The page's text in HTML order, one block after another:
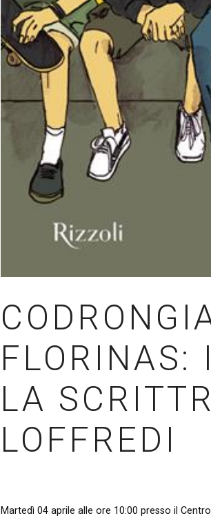
FLORINAS:
LA
LOFFREDI
Martedì 04 aprile alle ore 10:00 presso il